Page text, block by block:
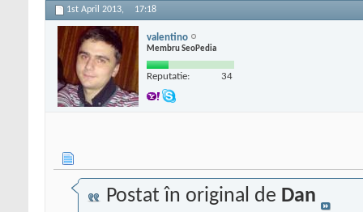
1st April 2013, 17:18
valentino
Membru SeoPedia
Reputatie: 34
Postat în original de Dan